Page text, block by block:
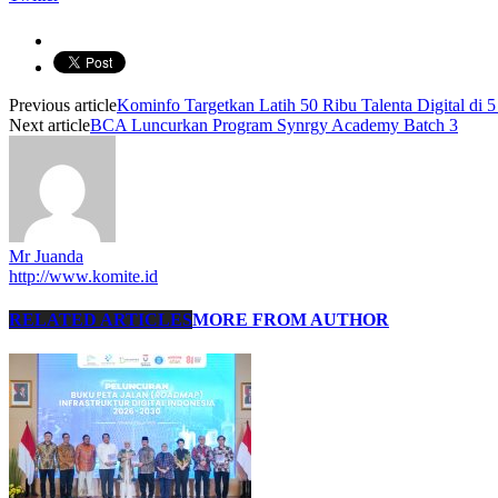
Previous articleKominfo Targetkan Latih 50 Ribu Talenta Digital di
Next articleBCA Luncurkan Program Synrgy Academy Batch 3
Mr Juanda
http://www.komite.id
RELATED ARTICLESMORE FROM AUTHOR